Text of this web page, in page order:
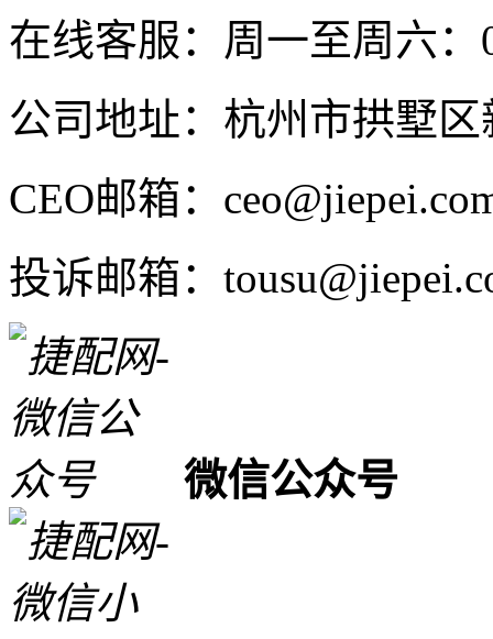
在线客服：周一至周六：
公司地址：杭州市拱墅
CEO邮箱：
投诉邮箱：
微信公众号